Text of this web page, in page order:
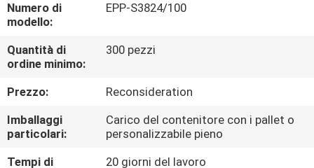
CONTROLLO
QUALITÀ
CONTATTACI
RICHIEDI
UN
Numero di
modello:
EPP-S3824/100
Quantità di
ordine minimo:
300 pezzi
Prezzo:
Reconsideration
Imballaggi
particolari:
Carico del contenitore con i pallet o
personalizzabile pieno
Tempi di
20 giorni del lavoro